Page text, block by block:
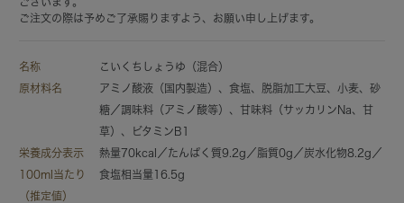
ご注文の際は予めご了承賜りますよう、お願い申し上げます。
名称
こいくちしょうゆ（混合）
原材料名
アミノ酸液（国内製造）、食塩、脱脂加工大豆、小麦、砂
糖／調味料（アミノ酸等）、甘味料（サッカリンNa、甘
草）、ビタミンB1
栄養成分表示
100ml当たり
（推定値）
熱量70kcal／たんぱく質9.2g／脂質0g／炭水化物8.2g／
食塩相当量16.5g